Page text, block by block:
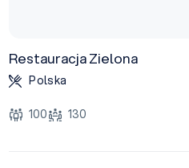
Restauracja Zielona
Polska
100 130